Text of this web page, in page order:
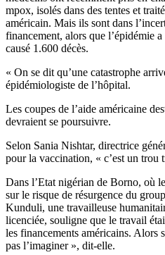
mpox, isolés dans des tentes et
américain. Mais ils sont dans
financement, alors que l’épidémie
causé 1.600 décès.
« On se dit qu’une catastrophe
épidémiologiste de l’hôpital.
Les coupes de l’aide américaine
devraient se poursuivre.
Selon Sania Nishtar, directrice
pour la vaccination, « c’est un trou
Dans l’Etat nigérian de Borno, où
sur le risque de résurgence du
Kunduli, une travailleuse
licenciée, souligne que le travail
les financements américains. Alors
pas l’imaginer », dit-elle.